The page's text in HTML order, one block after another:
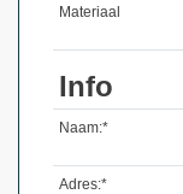
Materiaal
Info
Naam:*
Adres:*